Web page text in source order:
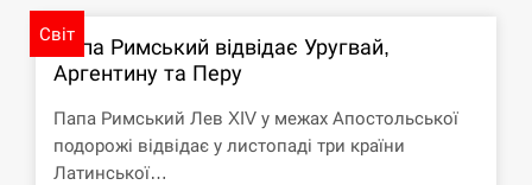
СЕРПЕНЬ
Тайвань проводить найбільші військові
СЕРПЕНЬ
Світ
Папа Римський відвідає Уругвай,
Аргентину та Перу
Папа Римський Лев XIV у межах Апостольської
подорожі відвідає у листопаді три країни
Латинської…